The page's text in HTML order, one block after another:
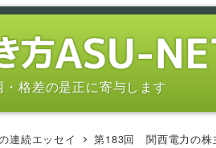
格差の是正に寄与します
連続エッセイ 第183回 関西電力の株